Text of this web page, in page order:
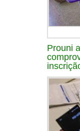
Prouni